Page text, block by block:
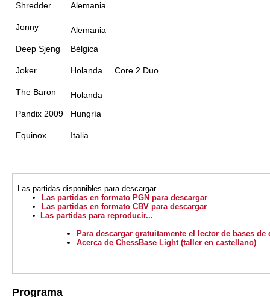
Shredder Alemania
Jonny
Alemania
Deep Sjeng
Bélgica
Joker Holanda Core 2 Duo
The Baron
Holanda
Pandix 2009
Hungría
Equinox Italia
Las partidas disponibles para descargar
Las partidas en formato PGN para descargar
Las partidas en formato CBV para descargar
Las partidas para reproducir...
Para descargar gratuitamente el lector de bases de
Acerca de ChessBase Light (taller en castellano)
Programa